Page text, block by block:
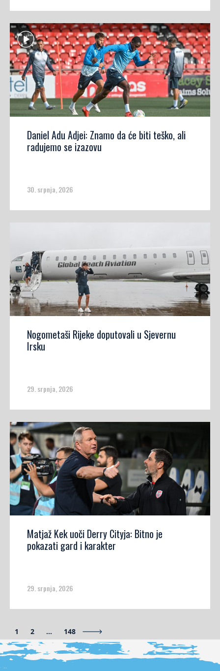
Daniel Adu Adjei: Znamo da će biti teško, ali
radujemo se izazovu
30. srpnja, 2026
Nogometaši Rijeke doputovali u Sjevernu
Irsku
29. srpnja, 2026
Matjaž Kek uoči Derry Cityja: Bitno je
pokazati gard i karakter
29. srpnja, 2026
1 2 … 148